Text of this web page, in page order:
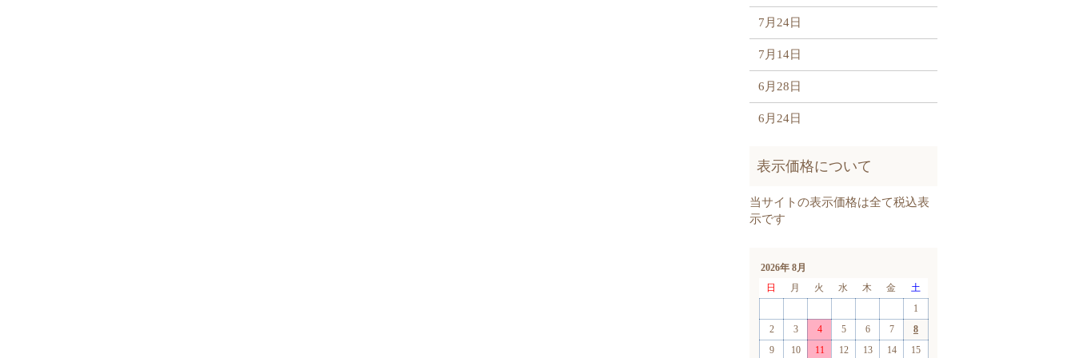
7月24日
7月14日
6月28日
6月24日
2026年 8月
日
月 火 水 木 金
土
1
2
3 4 5 6 7
8
9
10 11 12 13 14 15